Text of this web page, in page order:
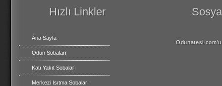
Hızlı Linkler
Ana Sayfa
Odun Sobaları
Katı Yakıt Sobaları
Merkezi Isıtma Sobaları